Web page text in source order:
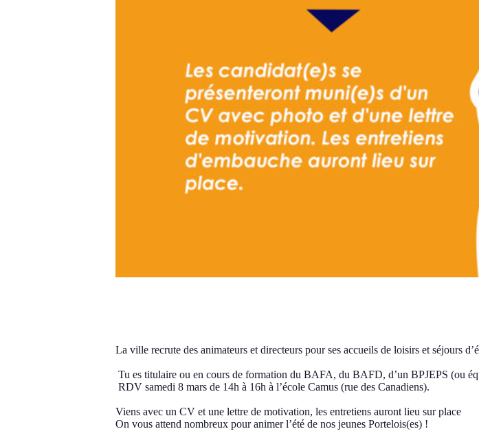
La ville recrute des animateurs et directeurs pour ses accueils de loisirs et séjours
Tu es titulaire ou en cours de formation du BAFA, du BAFD, d’un BPJEPS (ou
RDV samedi 8 mars de 14h à 16h à l’école Camus (rue des Canadiens).
Viens avec un CV et une lettre de motivation, les entretiens auront lieu sur place
On vous attend nombreux pour animer l’été de nos jeunes Portelois(es) !